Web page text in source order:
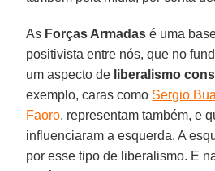
As Forças Armadas é uma
positivista entre nós, que no
um aspecto de liberalismo
exemplo, caras como Sergio
Faoro, representam também, e
influenciaram a esquerda. A
por esse tipo de liberalismo. E